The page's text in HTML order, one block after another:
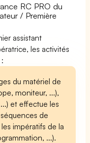
RC PRO du
/ Première
assistant
les activités
du matériel de
moniteur, ...),
et effectue les
de
impératifs de la
...).